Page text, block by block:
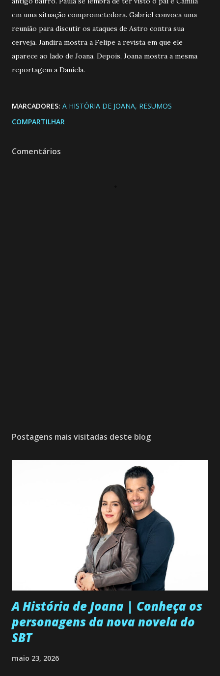
em uma situação comprometedora. Gabriel convoca uma
reunião para discutir os ataques de Astro contra sua
cerveja. Jandira mostra a Felipe a revista em que ele
aparece ao lado de Joana. Depois, Joana mostra a mesma
reportagem a Daniela.
MARCADORES: A HISTÓRIA DE JOANA RESUMOS
COMPARTILHAR
Comentários
Postagens mais visitadas deste blog
A História de Joana | Conheça os
personagens da nova novela do
SBT
maio 23, 2026